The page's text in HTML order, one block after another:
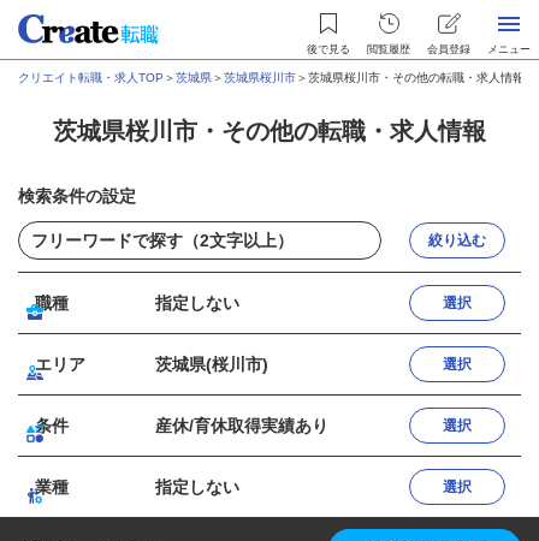
後で見る 閲覧履歴 会員登録 メニュー
クリエイト転職・求人TOP ＞茨城県＞茨城県桜川市＞茨城県桜川市・その他の転職・求人情報
茨城県桜川市・その他の転職・求人情報
検索条件の設定
絞り込む
職種 指定しない 選択
エリア 茨城県(桜川市) 選択
条件 産休/育休取得実績あり 選択
業種 指定しない 選択